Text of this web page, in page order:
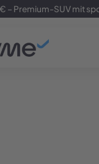
€ – Premium-SUV mit